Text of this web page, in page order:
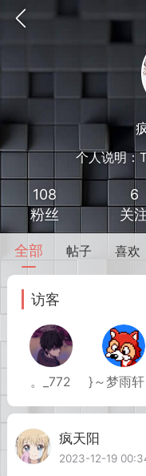
我的钱包
MOD下载 攻
大人
02-10 15:45
卖挂
禁止发布联机
个人说明：
108
粉丝
6
关
全部 帖子 喜欢
访客
。_772 }～梦雨轩
疯天阳
2023-12-19